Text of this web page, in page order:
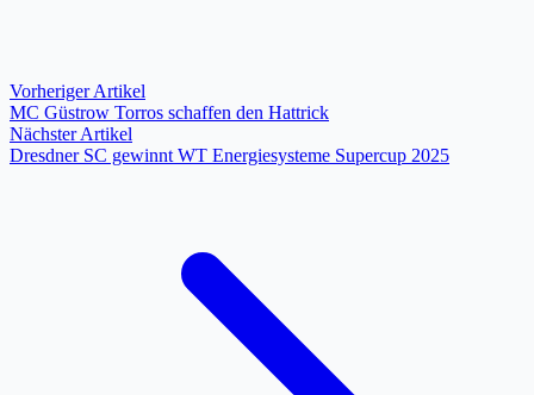
Vorheriger Artikel
MC Güstrow Torros schaffen den Hattrick
Nächster Artikel
Dresdner SC gewinnt WT Energiesysteme Supercup 2025